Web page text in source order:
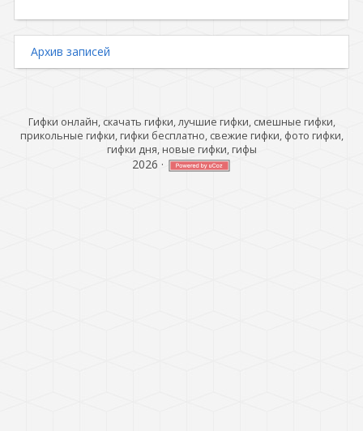
Архив записей
Гифки онлайн, скачать гифки, лучшие гифки, смешные гифки,
прикольные гифки, гифки бесплатно, свежие гифки, фото гифки,
гифки дня, новые гифки, гифы
2026 ·